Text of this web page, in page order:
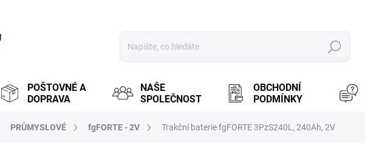
Hledat
POŠTOVNÉ A
DOPRAVA
NAŠE
SPOLEČNOST
OBCHODNÍ
PODMÍNKY
PRŮMYSLOVÉ fgFORTE - 2V Trakční baterie fgFORTE 3PzS240L, 240Ah, 2V